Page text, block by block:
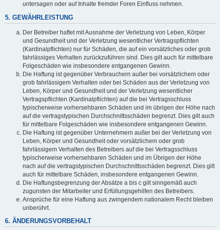
untersagen oder auf Inhalte fremder Foren Einfluss nehmen.
5. GEWÄHRLEISTUNG
Der Betreiber haftet mit Ausnahme der Verletzung von Leben, Körper
und Gesundheit und der Verletzung wesentlicher Vertragspflichten
(Kardinalpflichten) nur für Schäden, die auf ein vorsätzliches oder grob
fahrlässiges Verhalten zurückzuführen sind. Dies gilt auch für mittelbare
Folgeschäden wie insbesondere entgangenen Gewinn.
Die Haftung ist gegenüber Verbrauchern außer bei vorsätzlichem oder
grob fahrlässigem Verhalten oder bei Schäden aus der Verletzung von
Leben, Körper und Gesundheit und der Verletzung wesentlicher
Vertragspflichten (Kardinalpflichten) auf die bei Vertragsschluss
typischerweise vorhersehbaren Schäden und im übrigen der Höhe nach
auf die vertragstypischen Durchschnittsschäden begrenzt. Dies gilt auch
für mittelbare Folgeschäden wie insbesondere entgangenen Gewinn.
Die Haftung ist gegenüber Unternehmern außer bei der Verletzung von
Leben, Körper und Gesundheit oder vorsätzlichem oder grob
fahrlässigem Verhalten des Betreibers auf die bei Vertragsschluss
typischerweise vorhersehbaren Schäden und im Übrigen der Höhe
nach auf die vertragstypischen Durchschnittsschäden begrenzt. Dies gilt
auch für mittelbare Schäden, insbesondere entgangenen Gewinn.
Die Haftungsbegrenzung der Absätze a bis c gilt sinngemäß auch
zugunsten der Mitarbeiter und Erfüllungsgehilfen des Betreibers.
Ansprüche für eine Haftung aus zwingendem nationalem Recht bleiben
unberührt.
6. ÄNDERUNGSVORBEHALT